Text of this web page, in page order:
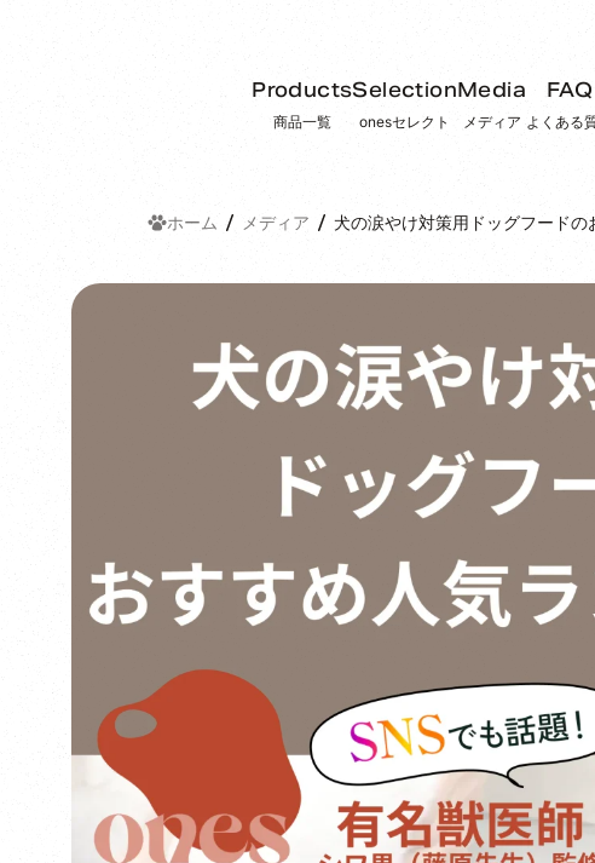
Products
商品一覧
Selection
onesセレクト
Media
メディア
FAQ
よくある
ホーム メディア 犬の涙やけ対策用ドッグフードの